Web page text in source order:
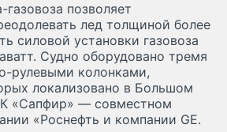
позволяет
лед толщиной более
силовой установки газовоза
Судно оборудовано тремя
рулевыми колонками,
локализовано в Большом
«Сапфир» — совместном
«Роснефть и компании GE.